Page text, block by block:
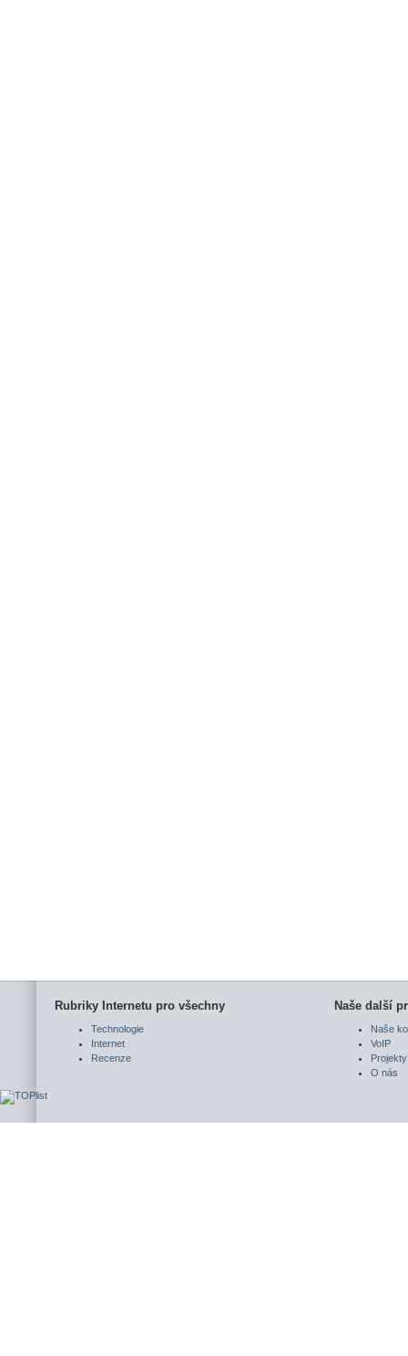
Rubriky Internetu pro všechny
Technologie
Internet
Recenze
Naše další
Naše
VoIP
Projekty
O nás